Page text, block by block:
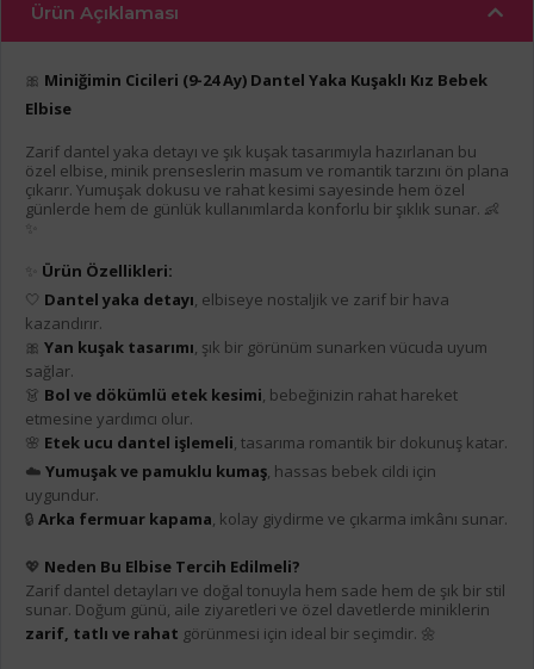
Ürün Açıklaması
🎀 Miniğimin Cicileri (9-24 Ay) Dantel Yaka Kuşaklı Kız Bebek
Elbise
Zarif dantel yaka detayı ve şık kuşak tasarımıyla hazırlanan bu
özel elbise, minik prenseslerin masum ve romantik tarzını ön plana
çıkarır. Yumuşak dokusu ve rahat kesimi sayesinde hem özel
günlerde hem de günlük kullanımlarda konforlu bir şıklık sunar. 👶
Ürün Özellikleri:
🤍 Dantel yaka detayı, elbiseye nostaljik ve zarif bir hava
kazandırır.
🎀 Yan kuşak tasarımı, şık bir görünüm sunarken vücuda uyum
sağlar.
👗 Bol ve dökümlü etek kesimi, bebeğinizin rahat hareket
etmesine yardımcı olur.
🌸 Etek ucu dantel işlemeli, tasarıma romantik bir dokunuş katar.
☁️ Yumuşak ve pamuklu kumaş, hassas bebek cildi için
uygundur.
🔒 Arka fermuar kapama, kolay giydirme ve çıkarma imkânı sunar.
💖 Neden Bu Elbise Tercih Edilmeli?
Zarif dantel detayları ve doğal tonuyla hem sade hem de şık bir stil
sunar. Doğum günü, aile ziyaretleri ve özel davetlerde miniklerin
zarif, tatlı ve rahat görünmesi için ideal bir seçimdir. 🌼